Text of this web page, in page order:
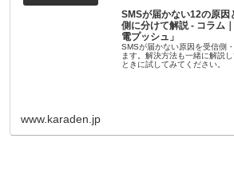
SMSが届かない12の原
側に分けて解説 - コラム
電プッシュ」
SMSが届かない原因を受信側
ます。解決方法も一緒に解説
ときに試してみてください。
www.karaden.jp